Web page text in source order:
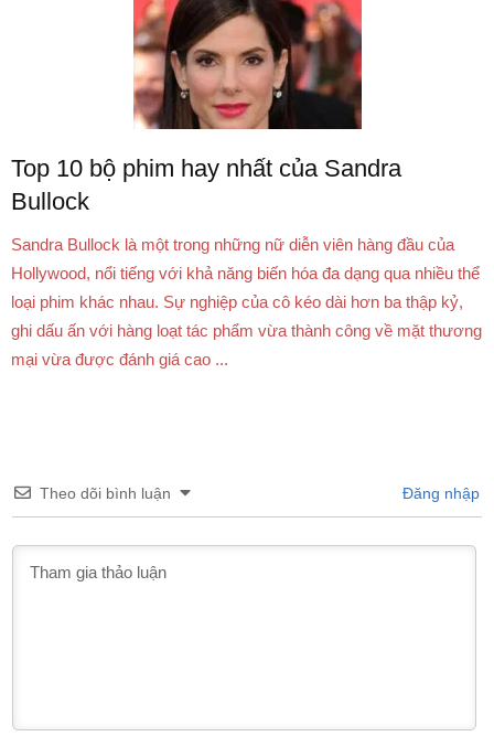
Top 10 bộ phim hay nhất của Sandra
Bullock
Sandra Bullock là một trong những nữ diễn viên hàng đầu của
Hollywood, nổi tiếng với khả năng biến hóa đa dạng qua nhiều thể
loại phim khác nhau. Sự nghiệp của cô kéo dài hơn ba thập kỷ,
ghi dấu ấn với hàng loạt tác phẩm vừa thành công về mặt thương
mại vừa được đánh giá cao ...
Theo dõi bình luận Đăng nhập